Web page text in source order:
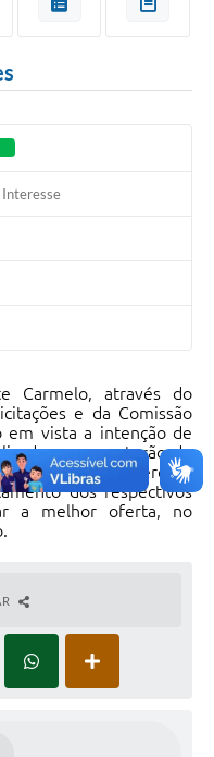
Carmelo, através do
e da Comissão
em vista a intenção de
para prestação de
seja de interesse
dos respectivos
a melhor oferta, no